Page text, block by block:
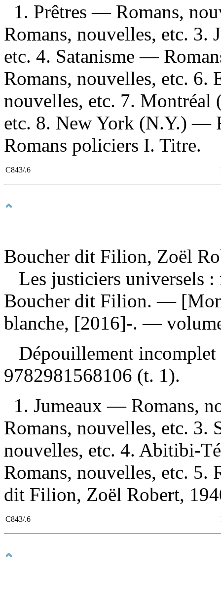
1. Prêtres — Romans,
Romans, nouvelles, etc.
etc. 4. Satanisme —
Romans, nouvelles, etc.
nouvelles, etc. 7.
etc. 8. New York (N.Y.) —
Romans policiers I. Titre.
C843/.6
Boucher dit Filion, Zoël
Les justiciers universels
Boucher dit Filion. —
blanche, [2016]-. —
Dépouillement
9782981568106 (t. 1).
1. Jumeaux — Romans,
Romans, nouvelles, etc. 3.
nouvelles, etc. 4. Abitibi-
Romans, nouvelles, etc. 5.
dit Filion, Zoël Robert,
C843/.6